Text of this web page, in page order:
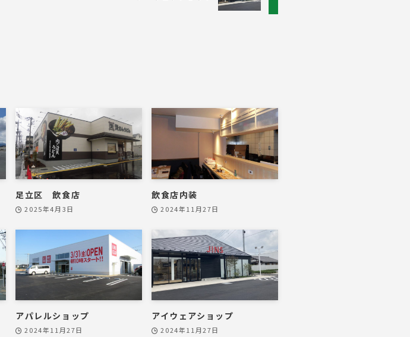
足立区 飲食店
2025年4月3日
飲食店内装
2024年11月27日
アパレルショップ
2024年11月27日
アイウェアショップ
2024年11月27日